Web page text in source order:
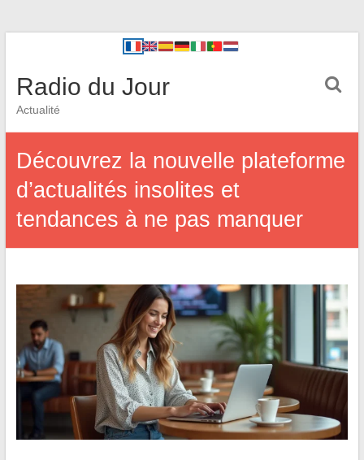
Radio du Jour
Actualité
Découvrez la nouvelle plateforme
d’actualités insolites et
tendances à ne pas manquer